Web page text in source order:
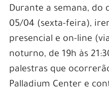
Durante a semana,
05/04 (sexta-feira),
presencial e on-line
noturno, de 19h às
palestras que
Palladium Center e